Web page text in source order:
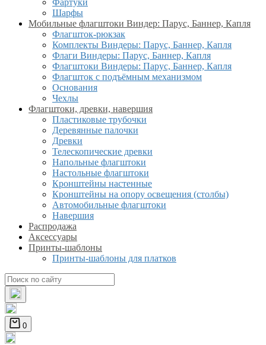
Фартуки
Шарфы
Мобильные флагштоки Виндер: Парус, Баннер, Капля
Флагшток-рюкзак
Комплекты Виндеры: Парус, Баннер, Капля
Флаги Виндеры: Парус, Баннер, Капля
Флагштоки Виндеры: Парус, Баннер, Капля
Флагшток с подъёмным механизмом
Основания
Чехлы
Флагштоки, древки, навершия
Пластиковые трубочки
Деревянные палочки
Древки
Телескопические древки
Напольные флагштоки
Настольные флагштоки
Кронштейны настенные
Кронштейны на опору освещения (столбы)
Автомобильные флагштоки
Навершия
Распродажа
Аксессуары
Принты-шаблоны
Принты-шаблоны для платков
0